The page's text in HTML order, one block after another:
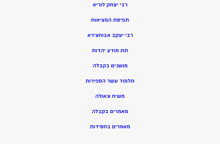
רבי יצחק לוריא
תפיסת המציאות
רבי יעקב אבוחצירא
תת מודע יהדות
מושגים בקבלה
תלמוד עשר הספירות
משיח וגאולה
מאמרים בקבלה
מאמרים בחסידות